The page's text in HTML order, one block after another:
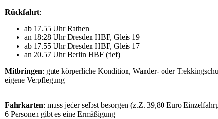
Rückfahrt:
ab 17.55 Uhr Rathen
an 18:28 Uhr Dresden HBF, Gleis 19
ab 17.55 Uhr Dresden HBF, Gleis 17
an 20.57 Uhr Berlin HBF (tief)
Mitbringen: gute körperliche Kondition, Wander- oder
eigene Verpflegung
Fahrkarten: muss jeder selbst besorgen (z.Z. 39,80 Euro
6 Personen gibt es eine Ermäßigung